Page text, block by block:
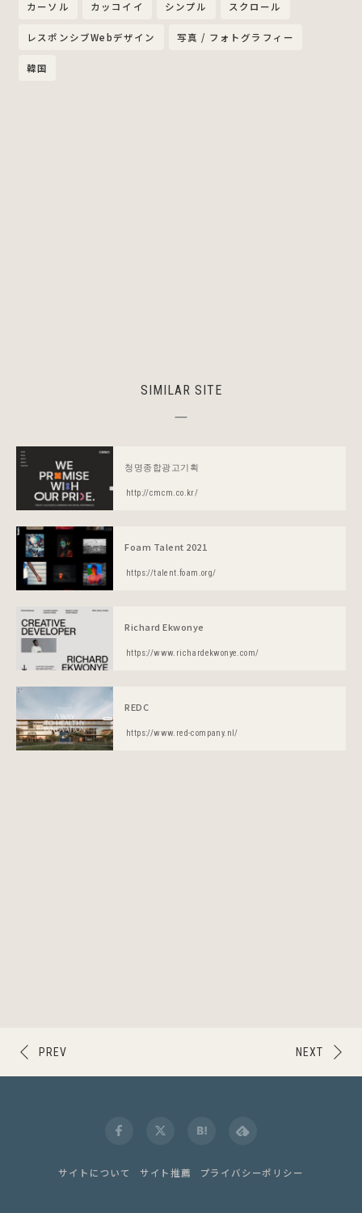
カーソル カッコイイ シンプル スクロール
レスポンシブWebデザイン 写真 / フォトグラフィー
韓国
SIMILAR SITE
청명종합광고기획
http://cmcm.co.kr/
Foam Talent 2021
https://talent.foam.org/
Richard Ekwonye
https://www.richardekwonye.com/
REDC
https://www.red-company.nl/
NEXT
PREV
サイトについて サイト推薦 プライバシーポリシー